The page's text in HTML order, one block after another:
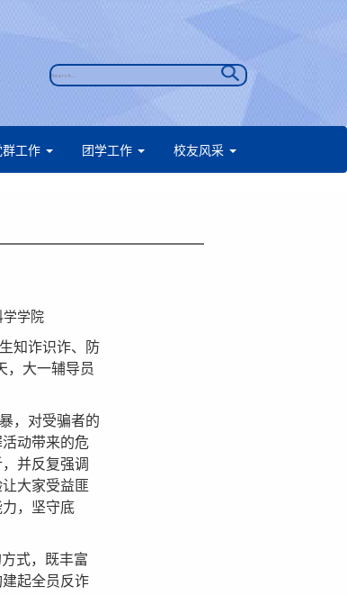
群工作 团学工作 校友风采
学院
知诈识诈、防
，大一辅导员
，对受骗者的
动带来的危
并反复强调
大家受益匪
，坚守底
式，既丰富
起全员反诈